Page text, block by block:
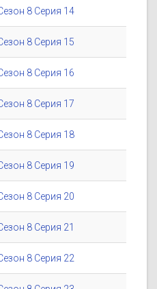
8 Серия 14
8 Серия 15
8 Серия 16
8 Серия 17
8 Серия 18
8 Серия 19
8 Серия 20
8 Серия 21
8 Серия 22